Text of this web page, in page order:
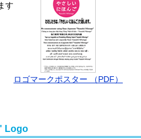
す
ロゴマークポスター （PDF）
Logo